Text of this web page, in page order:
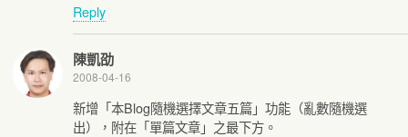
Reply
陳凱劭
2008-04-16
新增「本Blog隨機選擇文章五篇」功能（亂數隨機選
出），附在「單篇文章」之最下方。